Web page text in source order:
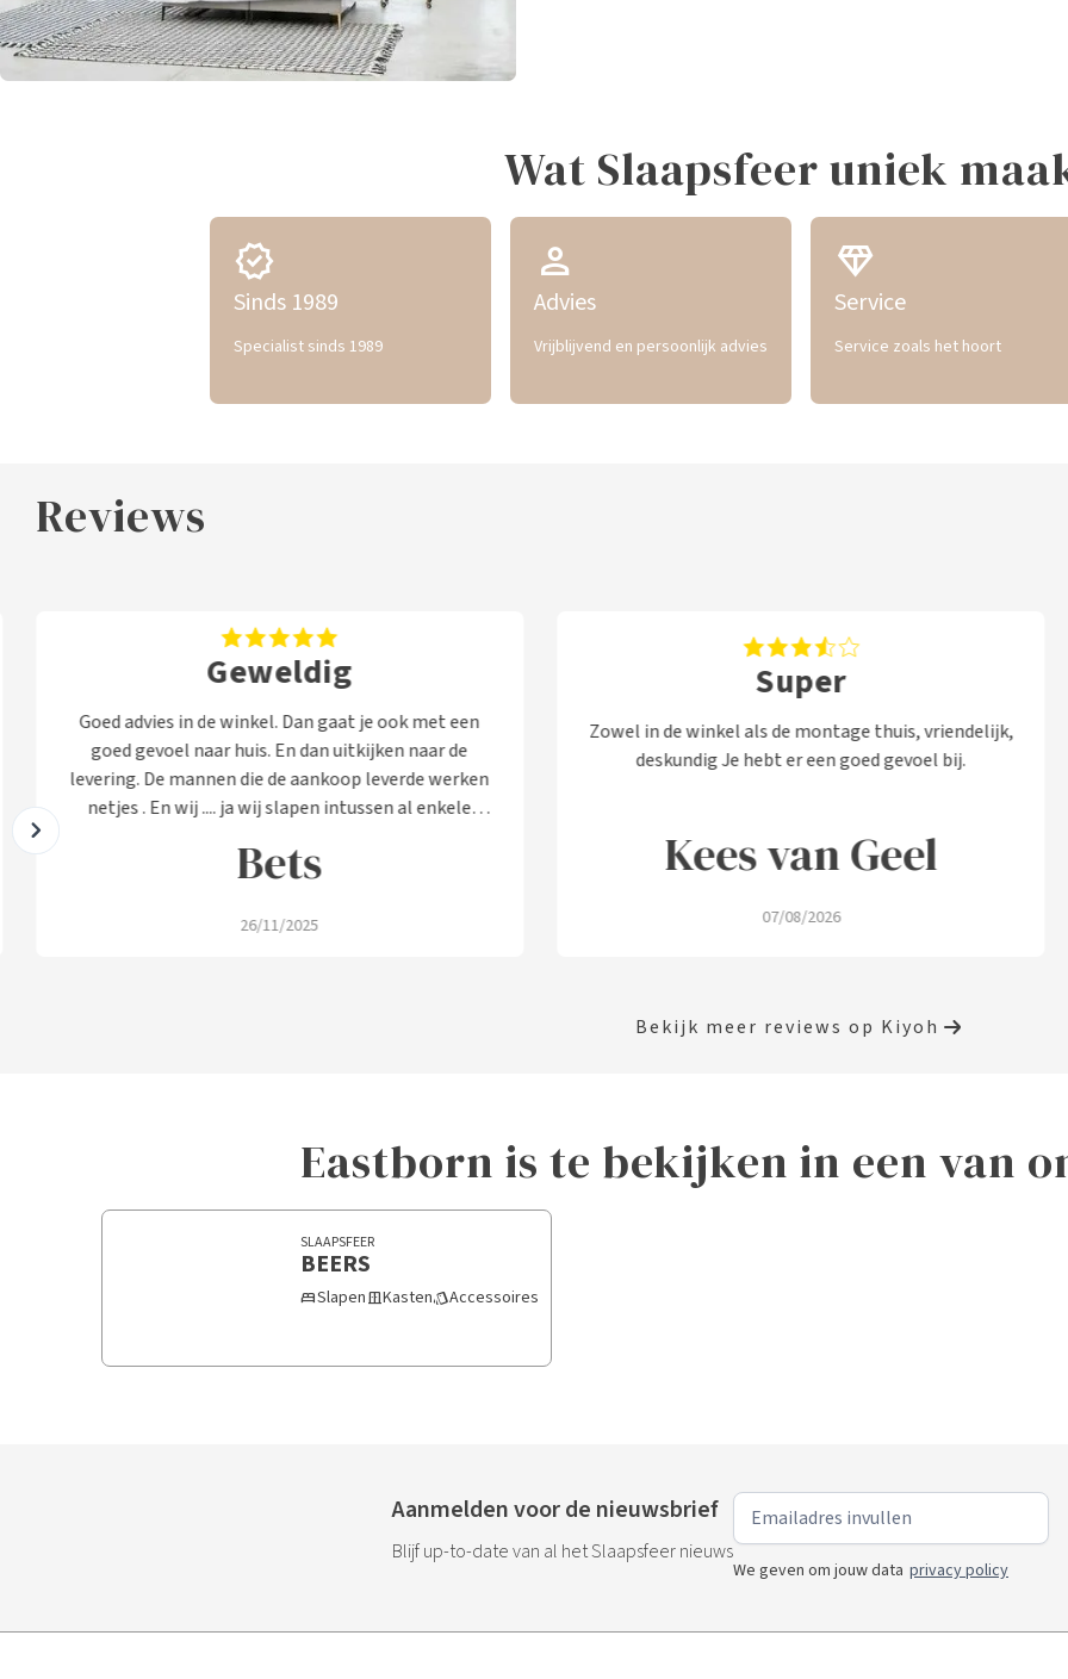
Wat Slaapsfeer uniek
verified
Sinds 1989
Specialist sinds 1989
person
Advies
Vrijblijvend en persoonlijk advies
diamond
Service
Service zoals het hoort
Reviews
Geweldig
Goed advies in de winkel. Dan gaat je ook met een
goed gevoel naar huis. En dan uitkijken naar de
levering. De mannen die de aankoop leverde werken
netjes . En wij .... ja wij slapen intussen al enkele
Bets
26/11/2025
Super
Zowel in de winkel als de montage thuis, vriendelijk,
deskundig Je hebt er een goed gevoel bij.
Kees van Geel
07/08/2026
Bekijk meer reviews op Kiyoh
Eastborn is te bekijken in een van
SLAAPSFEER
BEERS
bedSlapendoor_slidingKastenstyleAccessoires
Aanmelden voor de nieuwsbrief
Blijf up-to-date van al het Slaapsfeer nieuws
We geven om jouw data privacy policy